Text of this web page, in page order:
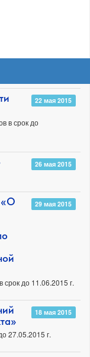
22 мая 2015
в срок до
26 мая 2015
«О
29 мая 2015
до 11.06.2015 г.
18 мая 2015
27.05.2015 г.